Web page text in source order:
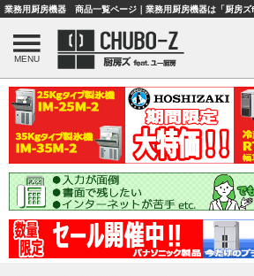
業務用厨房機器 商品一覧ページ｜業務用厨房機器は「厨房ズ
MENU